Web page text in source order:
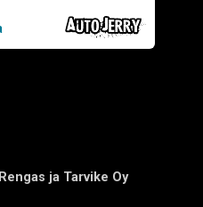
Rengas ja Tarvike Oy